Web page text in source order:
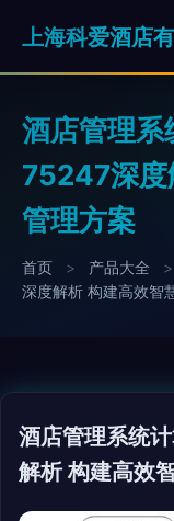
上海科爱酒店
酒店管理系
75247深度
管理方案
首页 > 产品大全 >
深度解析 构建高效智
酒店管理系统
解析 构建高效